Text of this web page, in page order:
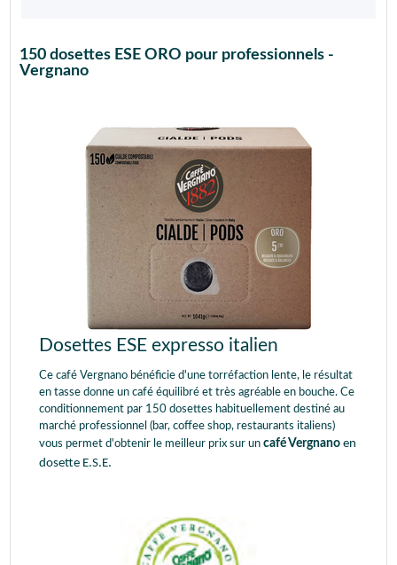
150 dosettes ESE ORO pour professionnels -
Vergnano
Dosettes ESE expresso italien
Ce café Vergnano bénéficie d'une torréfaction lente, le résultat
en tasse donne un café équilibré et très agréable en bouche. Ce
conditionnement par 150 dosettes habituellement destiné au
marché professionnel (bar, coffee shop, restaurants italiens)
vous permet d'obtenir le meilleur prix sur un café Vergnano en
dosette E.S.E.